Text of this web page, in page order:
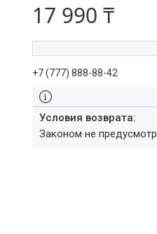
17 990 ₸
+7 (777) 888-88-42
Законом не